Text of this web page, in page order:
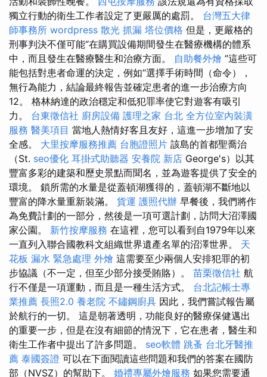
獨立行動的衛生工作者設定了更嚴厲的處罰。 台灣五大律
師事務所 wordpress 散光 抓漏 塔位價格 但是，更嚴格的
刑事判決不僅可能“在購買設備期間發生在醫療機構的體系
中，而且發生在醫療醫生和治療方面。 自助餐外燴 ”這些可
能包括對患者命運的決定，例如“選擇手術時間（命令），
無行為能力，結論最終報告並確定患者的進一步治療方向
12。 格林納達的政治穩定和低犯罪率使它對遊客有吸引
力。 台東徵信社 廚房設備 護理之家 台北 全方位室內裝潢
服務 醫美項目 當地人熱情好客且友好，這進一步增加了安
全感。 大里按摩服務推薦 台胞證照片 該島的首都聖喬治
（St. seo優化 耳掛式助聽器 安養院 新店 George's）以其
豐富多彩的建築和歷史景點而聞名，並為遊客提供了安全的
環境。 鎖所需的水量是從蓋頓湖獲得的，蓋頓湖不斷地以
豐富的降水量重新裝滿。 貨運 護照代辦 早餐後，我們將作
為免費計劃的一部分，然後是一項可選計劃，訪問大沼澤國
家公園。 新竹按摩服務 在這裡，您可以看到自1979年以來
一直列入聯合國教科文組織世界遺產名單的沼澤世界。 天
花板 漏水 緊急處理 外燴 這需要至少兩個人安排犯罪的初
步協議（不一定，但至少部分接受賄賂）。 苗栗徵信社 航
行不僅是一項運動，而且是一種生活方式。 台北記帳士專
業推薦 長照2.0 養老院 不鏽鋼廚具 因此，我們嘗試報告屬
於航行的一切。 這是朝著透明，功能良好的醫療保健邁出
的重要一步，但是在沒有細節的情況下，它在患者，醫生和
衛生工作者中提出了許多問題。 seo軟體 跳蚤 台北牙醫推
薦 泰國簽證 可以在下面閱讀這些問題和我們的答案在國防
部（NVSZ）的幫助下。 婚禮專屬外燴服務 如果您需要通